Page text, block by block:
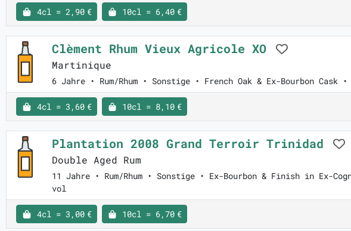
4cl = 2,90 € 10cl = 6,40 €
Clèment Rhum Vieux Agricole XO
Martinique
6 Jahre • Rum/Rhum • Sonstige • French Oak & Ex-Bourbon Cask
4cl = 3,60 € 10cl = 8,10 €
Plantation 2008 Grand Terroir Trinidad
Double Aged Rum
11 Jahre • Rum/Rhum • Sonstige • Ex-Bourbon & Finish in Ex-
vol
4cl = 3,00 € 10cl = 6,70 €